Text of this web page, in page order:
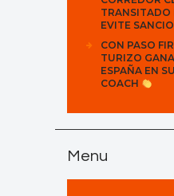
EVITE
CON PASO
TURIZO
ESPAÑA EN
COACH
Menu